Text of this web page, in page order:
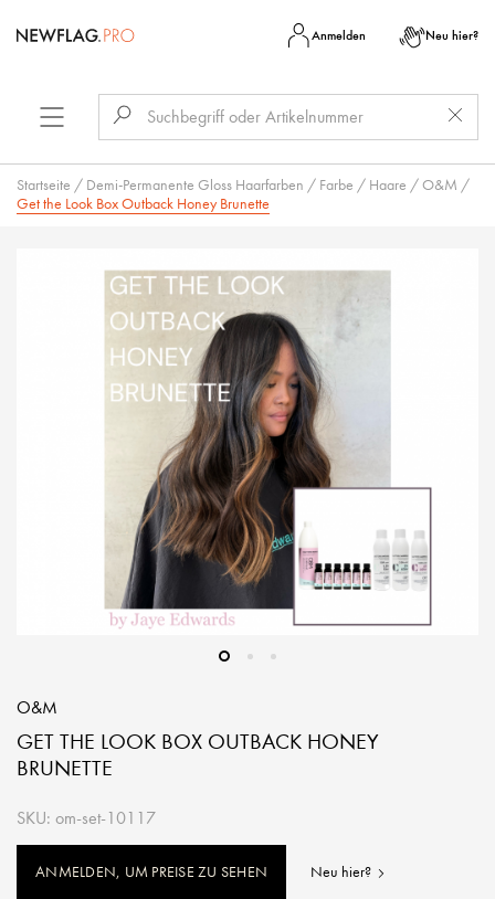
Anmelden Neu hier?
Startseite / Demi-Permanente Gloss Haarfarben / Farbe / Haare /O&M /
Get the Look Box Outback Honey Brunette
O&M
GET THE LOOK BOX OUTBACK HONEY
BRUNETTE
SKU: om-set-10117
ANMELDEN, UM PREISE ZU SEHEN Neu hier?